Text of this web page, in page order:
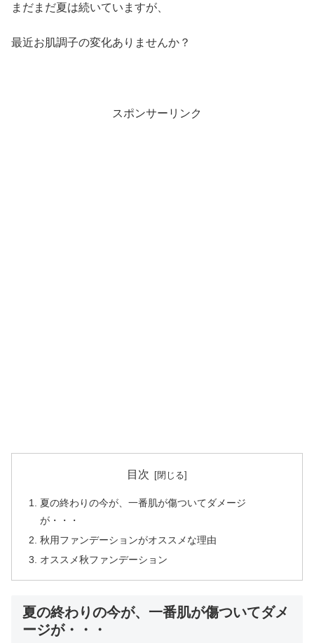
まだまだ夏は続いていますが、
最近お肌調子の変化ありませんか？
スポンサーリンク
目次
夏の終わりの今が、一番肌が傷ついてダメージ
が・・・
秋用ファンデーションがオススメな理由
オススメ秋ファンデーション
夏の終わりの今が、一番肌が傷ついてダメ
ージが・・・